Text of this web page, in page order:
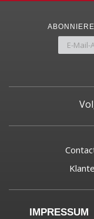
IMPRESSUM